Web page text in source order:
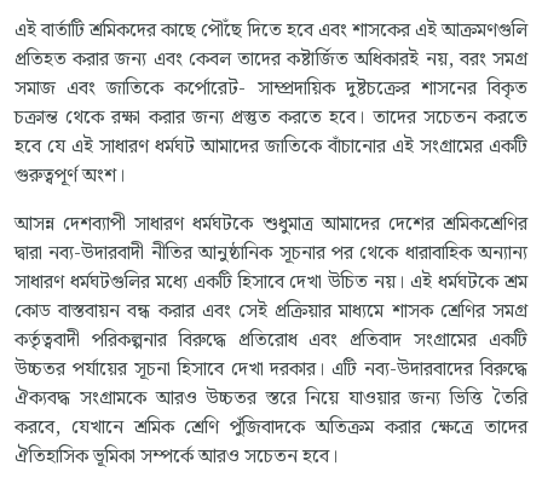
এই বার্তাটি শ্রমিকদের কাছে পৌঁছে দিতে হবে এবং শাসকের এই আক্রমণগুলি
প্রতিহত করার জন্য এবং কেবল তাদের কষ্টার্জিত অধিকারই নয়, বরং সমগ্র
সমাজ এবং জাতিকে কর্পোরেট- সাম্প্রদায়িক দুষ্টচক্রের শাসনের বিকৃত
চক্রান্ত থেকে রক্ষা করার জন্য প্রস্তুত করতে হবে। তাদের সচেতন করতে
হবে যে এই সাধারণ ধর্মঘট আমাদের জাতিকে বাঁচানোর এই সংগ্রামের একটি
গুরুত্বপূর্ণ অংশ।
আসন্ন দেশব্যাপী সাধারণ ধর্মঘটকে শুধুমাত্র আমাদের দেশের শ্রমিকশ্রেণির
দ্বারা নব্য-উদারবাদী নীতির আনুষ্ঠানিক সূচনার পর থেকে ধারাবাহিক অন্যান্য
সাধারণ ধর্মঘটগুলির মধ্যে একটি হিসাবে দেখা উচিত নয়। এই ধর্মঘটকে শ্রম
কোড বাস্তবায়ন বন্ধ করার এবং সেই প্রক্রিয়ার মাধ্যমে শাসক শ্রেণির সমগ্র
কর্তৃত্ববাদী পরিকল্পনার বিরুদ্ধে প্রতিরোধ এবং প্রতিবাদ সংগ্রামের একটি
উচ্চতর পর্যায়ের সূচনা হিসাবে দেখা দরকার। এটি নব্য-উদারবাদের বিরুদ্ধে
ঐক্যবদ্ধ সংগ্রামকে আরও উচ্চতর স্তরে নিয়ে যাওয়ার জন্য ভিত্তি তৈরি
করবে, যেখানে শ্রমিক শ্রেণি পুঁজিবাদকে অতিক্রম করার ক্ষেত্রে তাদের
ঐতিহাসিক ভূমিকা সম্পর্কে আরও সচেতন হবে।